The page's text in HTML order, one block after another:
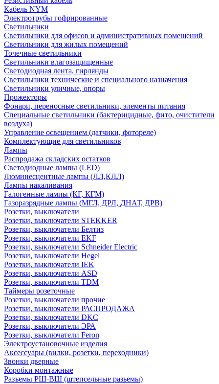
Кабель NYM
Электротрубы гофрированные
Светильники
Светильники для офисов и административных помещений
Светильники для жилых помещений
Точечные светильники
Светильники влагозащищенные
Светодиодная лента, гирлянды
Светильники технические и специального назначения
Светильники уличные, опоры
Прожекторы
Фонари, переносные светильники, элементы питания
Специальные светильники (бактерицидные, фито, очистители
воздуха)
Управление освещением (датчики, фотореле)
Комплектующие для светильников
Лампы
Распродажа складских остатков
Светодиодные лампы (LED)
Люминесцентные лампы (ЛЛ,КЛЛ)
Лампы накаливания
Галогенные лампы (КГ, КГМ)
Газоразрядные лампы (МГЛ, ДРЛ, ДНАТ, ДРВ)
Розетки, выключатели
Розетки, выключатели STEKKER
Розетки, выключатели Белтиз
Розетки, выключатели EKF
Розетки, выключатели Schneider Electric
Розетки, выключатели Hegel
Розетки, выключатели IEK
Розетки, выключатели ASD
Розетки, выключатели TDM
Таймеры розеточные
Розетки, выключатели прочие
Розетки, выключатели РАСПРОДАЖА
Розетки, выключатели DKC
Розетки, выключатели ЭРА
Розетки, выключатели Feron
Электроустановочные изделия
Аксессуары (вилки, розетки, переходники)
Звонки дверные
Коробки монтажные
Разъемы РШ-ВШ (штепсельные разьемы)